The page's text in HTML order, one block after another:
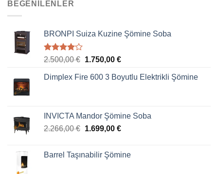
BEĞENILENLER
BRONPI Suiza Kuzine Şömine Soba
5
4.00oy
aldı
2.500,00€ 1.750,00 €
Dimplex Fire 600 3 Boyutlu Elektrikli Şömine
INVICTA Mandor Şömine Soba
2.266,00€ 1.699,00 €
Barrel Taşınabilir Şömine